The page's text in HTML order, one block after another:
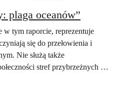
plaga oceanów”
w tym raporcie, reprezentuje
się do przełowienia i
Nie służą także
stref przybrzeżnych w
tu statki są związane z
pod którą pływają, lub poprzez